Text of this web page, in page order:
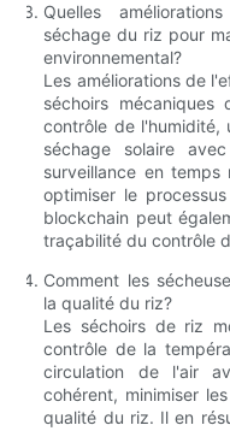
Quelles
séchage du riz pour
environnemental?
Les améliorations de
séchoirs
contrôle de l'humidité,
séchage solaire
surveillance en
optimiser le
blockchain peut
traçabilité du contrôle
Comment les
la qualité du riz?
Les séchoirs de riz
contrôle de la
circulation de l'air
cohérent, minimiser
qualité du riz. Il en